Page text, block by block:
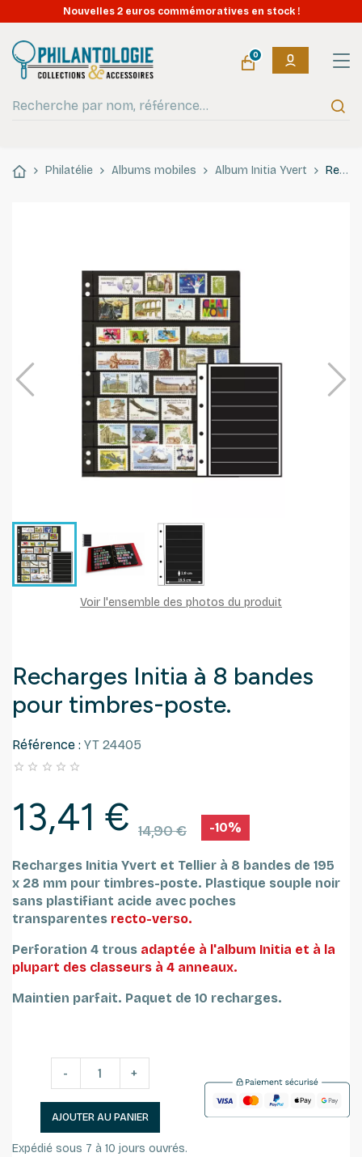
Nouvelles 2 euros commémoratives en stock !
0
Philatélie Albums mobiles Album Initia Yvert Recharges Initia à 8 bandes pour timbres-poste.
Voir l'ensemble des photos du produit
Recharges Initia à 8 bandes
pour timbres-poste.
Référence : YT 24405
    
13,41 € 14,90 € -10%
Recharges Initia Yvert et Tellier à 8 bandes de 195
x 28 mm pour timbres-poste. Plastique souple noir
sans plastifiant acide avec poches
transparentes recto-verso.
Perforation 4 trous adaptée à l'album Initia et à la
plupart des classeurs à 4 anneaux.
Maintien parfait. Paquet de 10 recharges.
- +
AJOUTER AU PANIER
Expédié sous 7 à 10 jours ouvrés.